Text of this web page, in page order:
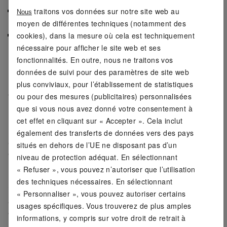
Avec fermeture éclair de marque YKK recyclée de
haute qualité
Ajustement optimal et stabilité de la forme grâce à
la marque LYCRA®
Protection contre les intempéries
Le gilet est doté d'un matériau extérieur déperlant
grâce au traitement BIONIC-FINISH® ECO, vous
protégeant efficacement contre les averses légères.
Liberté de mouvement
Grâce aux inserts élastiquesau dos et sur les côtés,
ce gilet suit tous vos mouvements sans restriction,
idéal pour les activités sportives.
Conception durable
Ce gilet est fabriqué avec des matériaux recyclés
choix responsable qui contribue à la préservation des
ressources naturelles.
Nous traitons vos données sur notre site web au
moyen de différentes techniques (notamment des
cookies), dans la mesure où cela est techniquement
nécessaire pour afficher le site web et ses
fonctionnalités. En outre, nous ne traitons vos
données de suivi pour des paramètres de site web
plus conviviaux, pour l’établissement de statistiques
ou pour des mesures (publicitaires) personnalisées
que si vous nous avez donné votre consentement à
cet effet en cliquant sur « Accepter ». Cela inclut
également des transferts de données vers des pays
situés en dehors de l’UE ne disposant pas d’un
niveau de protection adéquat. En sélectionnant
« Refuser », vous pouvez n’autoriser que l’utilisation
des techniques nécessaires. En sélectionnant
« Personnaliser », vous pouvez autoriser certains
usages spécifiques. Vous trouverez de plus amples
informations, y compris sur votre droit de retrait à